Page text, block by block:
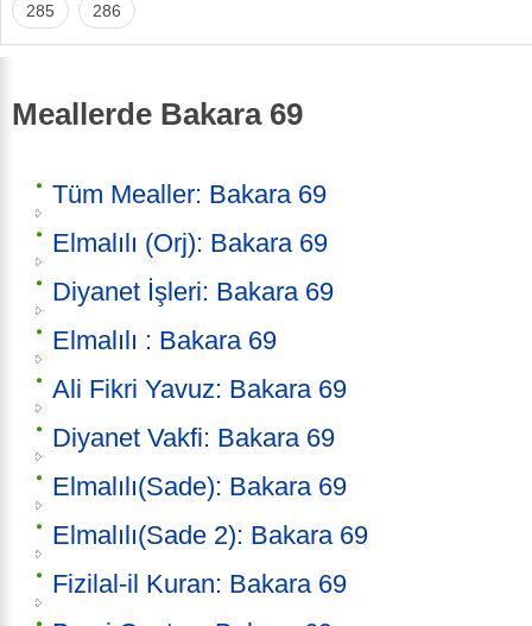
285 286
Meallerde Bakara 69
Tüm Mealler: Bakara 69
Elmalılı (Orj): Bakara 69
Diyanet İşleri: Bakara 69
Elmalılı : Bakara 69
Ali Fikri Yavuz: Bakara 69
Diyanet Vakfi: Bakara 69
Elmalılı(Sade): Bakara 69
Elmalılı(Sade 2): Bakara 69
Fizilal-il Kuran: Bakara 69